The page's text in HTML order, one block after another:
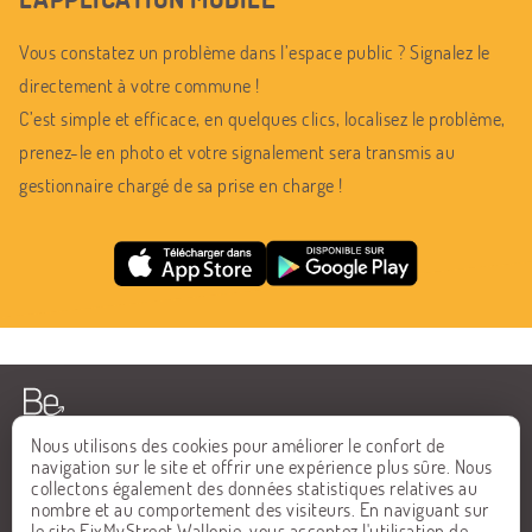
Nous utilisons des cookies pour améliorer le confort de
navigation sur le site et offrir une expérience plus sûre. Nous
collectons également des données statistiques relatives au
nombre et au comportement des visiteurs. En naviguant sur
Vous constatez un problème dans l’espace public ? Signalez le
directement à votre commune !
C’est simple et efficace, en quelques clics, localisez le problème,
prenez-le en photo et votre signalement sera transmis au
gestionnaire chargé de sa prise en charge !
ACCUEIL
FAQ